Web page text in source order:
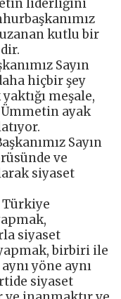
liderliğini
uzanan kutlu bir
Sayın
hiçbir şey
meşale,
Ümmetin ayak
Sayın
ve
siyaset
Türkiye
siyaset
birbiri ile
yöne aynı
siyaset